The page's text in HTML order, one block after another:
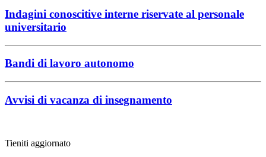
Indagini conoscitive interne riservate al personale
universitario
Bandi di lavoro autonomo
Avvisi di vacanza di insegnamento
Tieniti aggiornato